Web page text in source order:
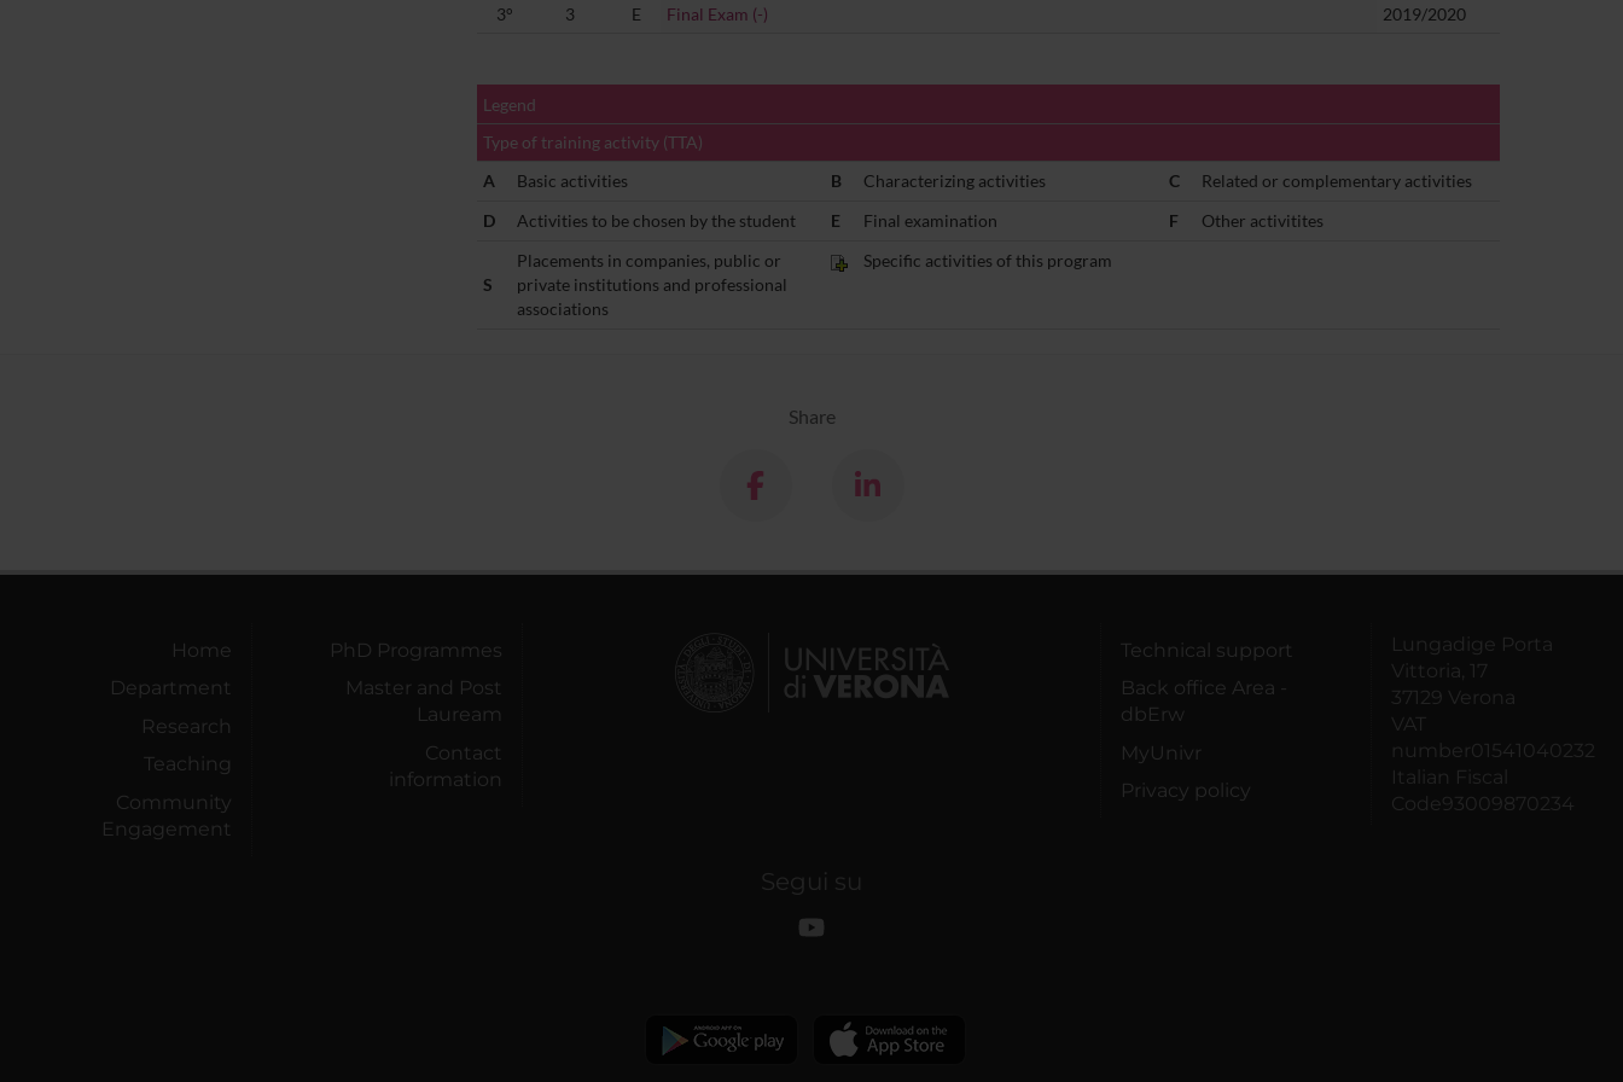
3° 3 E Final Exam (-) 2019/2020
Legend
Type of training activity (TTA)
A
Basic activities B Characterizing activities C
Related or complementary activities
D
Activities to be chosen by the student E Final examination F Other activitites
S
Placements in companies, public or
private institutions and professional
associations
Specific activities of this program
Share
Home
Department
Research
Teaching
Community
Engagement
PhD Programmes
Master and Post
Lauream
Contact
information
Technical support
Back office Area -
dbErw
MyUnivr
Privacy policy
Lungadige Porta
Vittoria, 17
37129 Verona
VAT
number01541040232
Italian Fiscal
Code93009870234
Segui su